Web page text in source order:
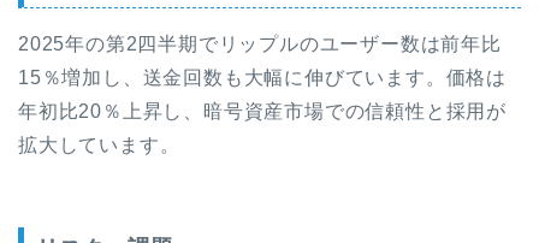
2025年の第2四半期でリップルのユーザー数は前年比
15％増加し、送金回数も大幅に伸びています。価格は
年初比20％上昇し、暗号資産市場での信頼性と採用が
拡大しています。